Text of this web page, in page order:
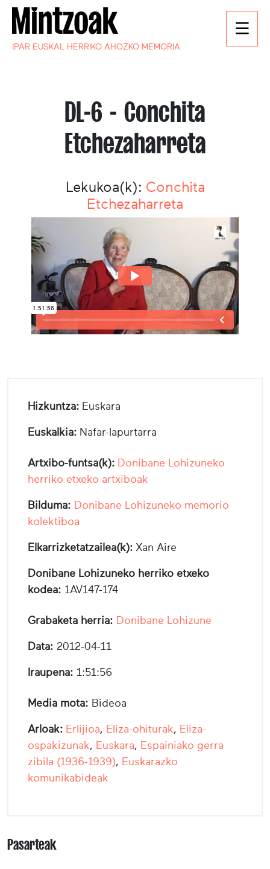
IPAR EUSKAL HERRIKO AHOZKO MEMORIA
DL-6 - Conchita
Etchezaharreta
Lekukoa(k): Conchita
Etchezaharreta
Hizkuntza: Euskara
Euskalkia: Nafar-lapurtarra
Artxibo-funtsa(k): Donibane Lohizuneko
herriko etxeko artxiboak
Bilduma: Donibane Lohizuneko memorio
kolektiboa
Elkarrizketatzailea(k): Xan Aire
Donibane Lohizuneko herriko etxeko
kodea: 1AV147-174
Grabaketa herria: Donibane Lohizune
Data: 2012-04-11
Iraupena: 1:51:56
Media mota: Bideoa
Arloak: Erlijioa, Eliza-ohiturak, Eliza-
ospakizunak, Euskara, Espainiako gerra
zibila (1936-1939), Euskarazko
komunikabideak
Pasarteak